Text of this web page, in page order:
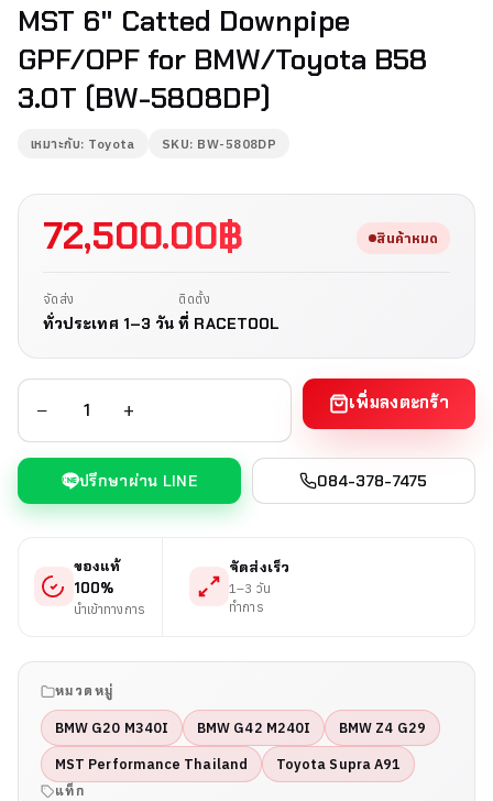
MST 6" Catted Downpipe
GPF/OPF for BMW/Toyota B58
3.0T (BW-5808DP)
เหมาะกับ: Toyota SKU: BW-5808DP
72,500.00฿ สินค้าหมด
จัดส่ง
ทั่วประเทศ 1–3 วัน
ติดตั้ง
ที่ RACETOOL
− + เพิ่มลงตะกร้า
ปรึกษาผ่าน LINE 084-378-7475
ของแท้
100%
นำเข้าทางการ
จัดส่งเร็ว
1–3 วัน
ทำการ
หมวดหมู่
BMW G20 M340I BMW G42 M240I BMW Z4 G29
MST Performance Thailand Toyota Supra A91
แท็ก